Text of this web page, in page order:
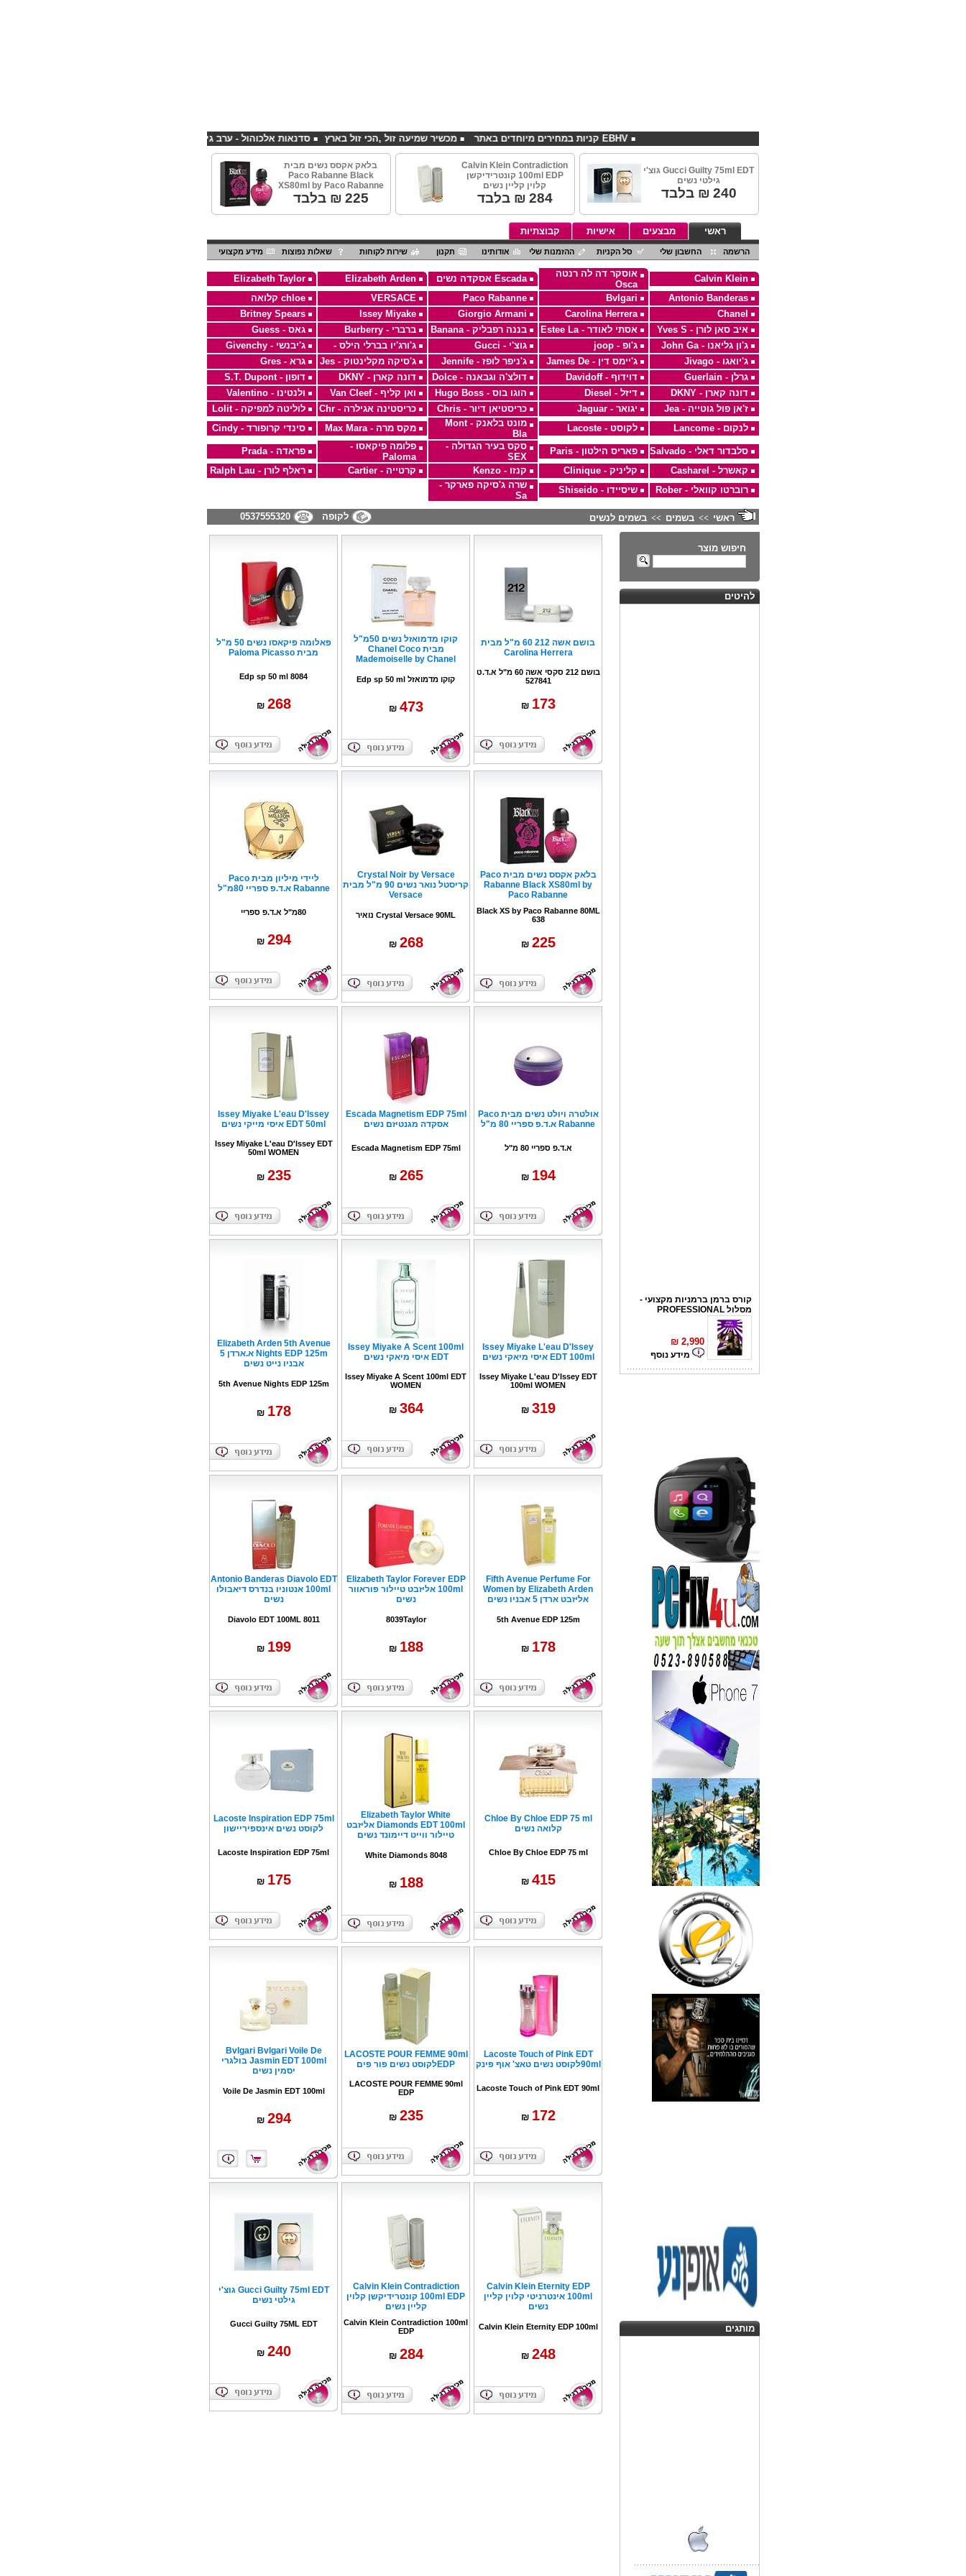
סדנאות אלכוהול - ערב גיבוש לחברות מכשיר שמיעה זול ,הכי זול בארץ
Gucci Guilty 75ml EDT גוצ'י
גילטי נשים
240 ₪ בלבד
Calvin Klein Contradiction
100ml EDP קונטרידיקשן
קלוין קליין נשים
284 ₪ בלבד
בלאק אקסס נשים מבית
Paco Rabanne Black
XS80ml by Paco Rabanne
225 ₪ בלבד
ראשי מבצעים אישיות קבוצתיות
הרשמה החשבון שלי סל הקניות ההזמנות שלי אודותינו תקנון שירות לקוחות שאלות נפוצות מידע מקצועי
Calvin Klein
אוסקר דה לה רנטה
Osca
Escada אסקדה נשים Elizabeth Arden
Elizabeth Taylor
Antonio Banderas
Bvlgari
Paco Rabanne
VERSACE
chloe קלואה
Chanel
Carolina Herrera
Giorgio Armani
Issey Miyake
Britney Spears
איב סאן לורן - Yves S
אסתי לאודר - Estee La בננה רפבליק - Banana ברברי - Burberry
גאס - Guess
ג'ון גליאנו - John Ga
ג'ופ - joop גוצ'י - Gucci ג'ורג'יו בברלי הילס -
ג'יבנשי - Givenchy
ג'יואגו - Jivago
ג'יימס דין - James De ג'ניפר לופז - Jennife ג'סיקה מקלינטוק - Jes
גרא - Gres
גרלן - Guerlain
דוידוף - Davidoff דולצ'ה וגבאנה - Dolce דונה קארן - DKNY
דופון - S.T. Dupont
דונה קארן - DKNY
דיזל - Diesel הוגו בוס - Hugo Boss ואן קליף - Van Cleef
ולנטינו - Valentino
ז'אן פול גוטייה - Jea
יגואר - Jaguar כריסטיאן דיור - Chris כריסטינה אגילרה - Chr
לוליטה למפיקה - Lolit
לנקום - Lancome
לקוסט - Lacoste
מונט בלאנק - Mont
Bla
מקס מרה - Max Mara סינדי קרופורד - Cindy
סלבדור דאלי - Salvado פאריס הילטון - Paris
סקס בעיר הגדולה -
SEX
פלומה פיקאסו -
Paloma
פראדה - Prada
קאשרל - Casharel
קליניק - Clinique קנזו - Kenzo קרטייה - Cartier
ראלף לורן - Ralph Lau
רוברטו קוואלי - Rober
שיסיידו - Shiseido
שרה ג'סיקה פארקר -
Sa
ראשי >> בשמים >> בשמים לנשים לקופה 0537555320
חיפוש מוצר
להיטים
מסלול PROFESSIONAL
מידע נוסף
קורס פליירינג
לחברות
150
₪
מידע נוסף
נגן DVD קורא DIVX עם USB
מבית PIONEER
החל מ- 349 ₪
מידע נוסף
מברשות איפור מיקצועי למאפרים
349
₪
מידע נוסף
מעגל ריסים חשמלי
40
₪
מידע נוסף
מצלמות אינפרא
499
₪
מידע נוסף
18 מברשות למאפרים + נרתיק
ג'מס אדום מעור
720
₪
מידע נוסף
פינצטה לד מאירה
30
₪
מידע נוסף
איסי מיאקי לגבר L'eau D'issey
Pour Homme125ML by I
285
₪
מידע נוסף
מותגים
בושם אשה 212 60 מ"ל מבית
Carolina Herrera
בושם 212 סקסי אשה 60 מ"ל א.ד.ט
527841
173
₪
קוקו מדמואזל נשים 50מ"ל
מבית Chanel Coco
Mademoiselle by Chanel
קוקו מדמואזל Edp sp 50 ml
473
₪
פאלומה פיקאסו נשים 50 מ"ל
מבית Paloma Picasso
Edp sp 50 ml 8084
268
₪
בלאק אקסס נשים מבית Paco
Rabanne Black XS80ml by
Paco Rabanne
Black XS by Paco Rabanne 80ML
638
225
₪
Crystal Noir by Versace
קריסטל נואר נשים 90 מ"ל מבית
Versace
Crystal Versace 90ML נואיר
268
₪
ליידי מיליון מבית Paco
Rabanne א.ד.פ ספריי 80מ"ל
80מ"ל א.ד.פ ספריי
294
₪
אולטרה ויולט נשים מבית Paco
Rabanne א.ד.פ ספריי 80 מ"ל
א.ד.פ ספריי 80 מ"ל
194
₪
Escada Magnetism EDP 75ml
אסקדה מגנטיזם נשים
Escada Magnetism EDP 75ml
265
₪
Issey Miyake L'eau D'Issey
EDT 50ml איסי מייקי נשים
Issey Miyake L'eau D'Issey EDT
50ml WOMEN
235
₪
Issey Miyake L'eau D'Issey
EDT 100ml איסי מיאקי נשים
Issey Miyake L'eau D'Issey EDT
100ml WOMEN
319
₪
Issey Miyake A Scent 100ml
EDT איסי מיאקי נשים
Issey Miyake A Scent 100ml EDT
WOMEN
364
₪
Elizabeth Arden 5th Avenue
Nights EDP 125m א.ארדן 5
אבניו נייט נשים
5th Avenue Nights EDP 125m
178
₪
Fifth Avenue Perfume For
Women by Elizabeth Arden
אליזבט ארדן 5 אבניו נשים
5th Avenue EDP 125m
178
₪
Elizabeth Taylor Forever EDP
100ml אליזבט טיילור פוראוור
נשים
8039Taylor
188
₪
Antonio Banderas Diavolo EDT
100ml אנטוניו בנדרס דיאבולו
נשים
Diavolo EDT 100ML 8011
199
₪
Chloe By Chloe EDP 75 ml
קלואה נשים
Chloe By Chloe EDP 75 ml
415
₪
Elizabeth Taylor White
Diamonds EDT 100ml אליזבט
טיילור ווייט דיימונד נשים
White Diamonds 8048
188
₪
Lacoste Inspiration EDP 75ml
לקוסט נשים אינספיריישון
Lacoste Inspiration EDP 75ml
175
₪
Lacoste Touch of Pink EDT
90mlלקוסט נשים טאצ' אוף פינק
Lacoste Touch of Pink EDT 90ml
172
₪
LACOSTE POUR FEMME 90ml
EDPלקוסט נשים פור פים
LACOSTE POUR FEMME 90ml
EDP
235
₪
Bvlgari Bvlgari Voile De
Jasmin EDT 100ml בולגרי
יסמין נשים
Voile De Jasmin EDT 100ml
294
₪
Calvin Klein Eternity EDP
100ml אינטרניטי קלוין קליין
נשים
Calvin Klein Eternity EDP 100ml
248
₪
Calvin Klein Contradiction
100ml EDP קונטרידיקשן קלוין
קליין נשים
Calvin Klein Contradiction 100ml
EDP
284
₪
Gucci Guilty 75ml EDT גוצ'י
גילטי נשים
Gucci Guilty 75ML EDT
240
₪